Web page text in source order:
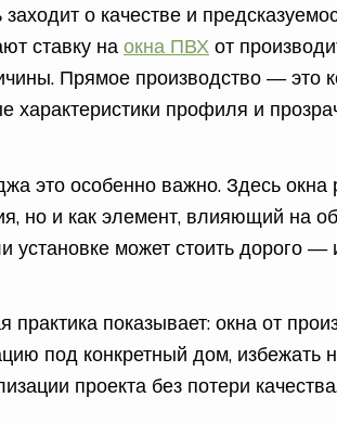
заходит о качестве и
ставку на окна ПВХ от
Прямое производство — это
характеристики профиля и
это особенно важно. Здесь
но и как элемент, влияющий на
установке может стоить дорого
практика показывает: окна от
под конкретный дом, избежать
проекта без потери